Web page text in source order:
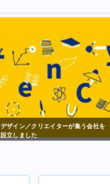
デザイン／クリエイターが集う会社を
設立しました